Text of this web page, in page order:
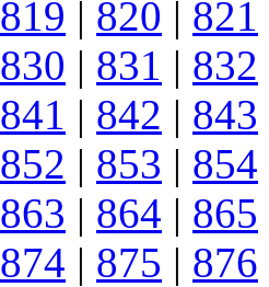
819 | 820 | 821
830 | 831 | 832
841 | 842 | 843
852 | 853 | 854
863 | 864 | 865
874 | 875 | 876